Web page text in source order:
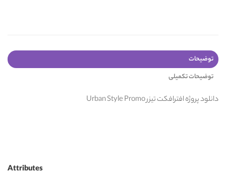
توضیحات
توضیحات تکمیلی
دانلود پروژه افترافکت تیزر Urban Style Promo
Attributes